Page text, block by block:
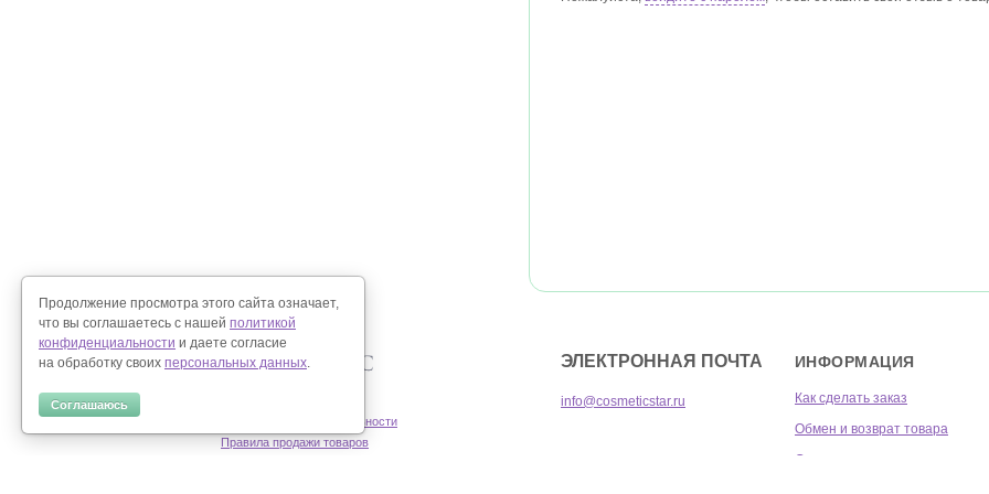
Политика конфиденциальности
Правила продажи товаров
ЭЛЕКТРОННАЯ ПОЧТА
info@cosmeticstar.ru
ИНФОРМАЦИЯ
Как сделать заказ
Обмен и возврат товара
Статус заказа
Продолжение просмотра этого сайта означает,
что вы соглашаетесь с нашей политикой
конфиденциальности и даете согласие
на обработку своих персональных данных.
Соглашаюсь